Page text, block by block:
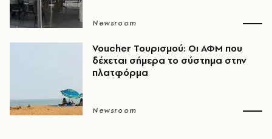
Newsroom
Voucher Τουρισμού: Οι ΑΦΜ που
δέχεται σήμερα το σύστημα στην
πλατφόρμα
Newsroom